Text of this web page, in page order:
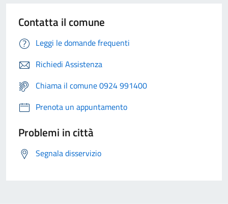
Contatta il comune
Leggi le domande frequenti
Richiedi Assistenza
Chiama il comune 0924 991400
Prenota un appuntamento
Problemi in città
Segnala disservizio